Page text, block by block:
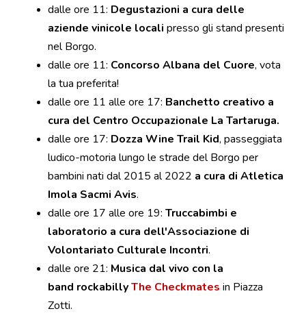
dalle ore 11: Degustazioni a cura delle
aziende vinicole locali presso gli stand presenti
nel Borgo.
dalle ore 11: Concorso Albana del Cuore, vota
la tua preferita!
dalle ore 11 alle ore 17: Banchetto creativo a
cura del Centro Occupazionale La Tartaruga.
dalle ore 17: Dozza Wine Trail Kid, passeggiata
ludico-motoria lungo le strade del Borgo per
bambini nati dal 2015 al 2022 a cura di Atletica
Imola Sacmi Avis.
dalle ore 17 alle ore 19: Truccabimbi e
laboratorio a cura dell'Associazione di
Volontariato Culturale Incontri.
dalle ore 21: Musica dal vivo con la
band rockabillyThe Checkmates in Piazza
Zotti.